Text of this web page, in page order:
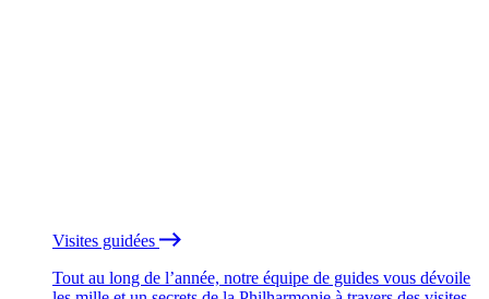
Visites guidées
Tout au long de l’année, notre équipe de guides vous dévoile